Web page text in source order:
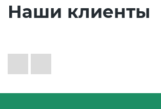
Наши клиенты